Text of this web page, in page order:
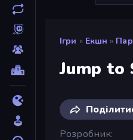
Ігри » Екшн »
Jump to
Розробник